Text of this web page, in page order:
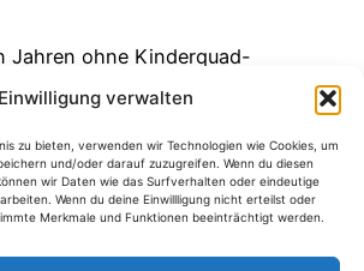
Einwilligung verwalten
zu bieten, verwenden wir Technologien wie Cookies, um
und/oder darauf zuzugreifen. Wenn du diesen
wir Daten wie das Surfverhalten oder eindeutige
Wenn du deine Einwillligung nicht erteilst oder
Merkmale und Funktionen beeinträchtigt werden.
Jahren ohne Kinderquad-
MSC Esslingen e.V. (MSCE e.V.)
mit großem Erfolg: Auf
Marbach e.V. nahmen wir an
Auto‑ und Freizeitmesse 2025